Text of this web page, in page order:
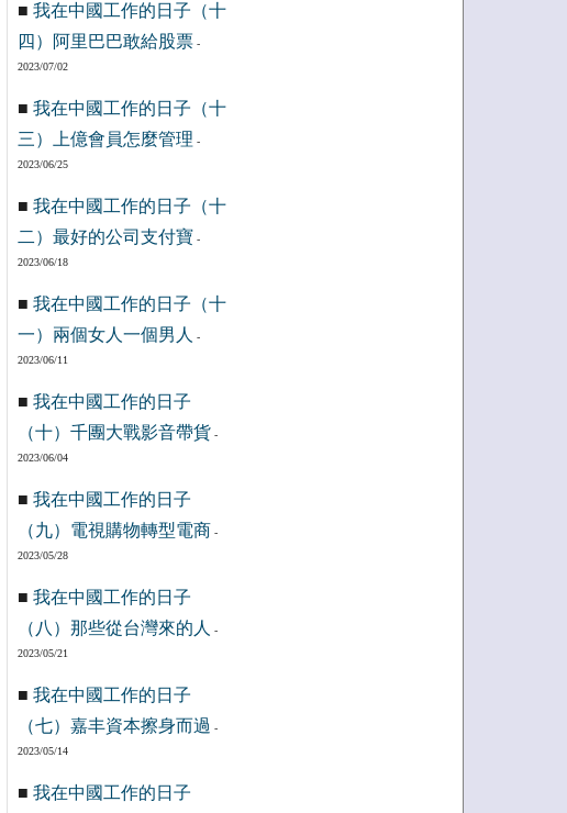
■ 我在中國工作的日子（十
四）阿里巴巴敢給股票-
2023/07/02
■ 我在中國工作的日子（十
三）上億會員怎麼管理 -
2023/06/25
■ 我在中國工作的日子（十
二）最好的公司支付寶 -
2023/06/18
■ 我在中國工作的日子（十
一）兩個女人一個男人
-
2023/06/11
■ 我在中國工作的日子
（十）千團大戰影音帶貨 -
2023/06/04
■ 我在中國工作的日子
（九）電視購物轉型電商 -
2023/05/28
■ 我在中國工作的日子
（八）那些從台灣來的人
-
2023/05/21
■ 我在中國工作的日子
（七）嘉丰資本擦身而過 -
2023/05/14
■ 我在中國工作的日子